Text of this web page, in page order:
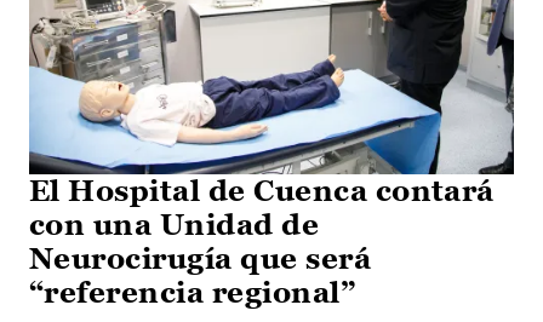
El Hospital de Cuenca contará
con una Unidad de
Neurocirugía que será
“referencia regional”